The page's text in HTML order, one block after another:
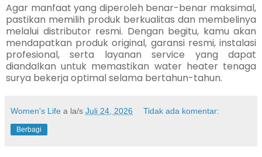
Agar manfaat yang diperoleh benar-benar maksimal,
pastikan memilih produk berkualitas dan membelinya
melalui distributor resmi. Dengan begitu, kamu akan
mendapatkan produk original, garansi resmi, instalasi
profesional, serta layanan service yang dapat
diandalkan untuk memastikan water heater tenaga
surya bekerja optimal selama bertahun-tahun.
Women's Life a la/s Juli 24, 2026 Tidak ada komentar:
Berbagi